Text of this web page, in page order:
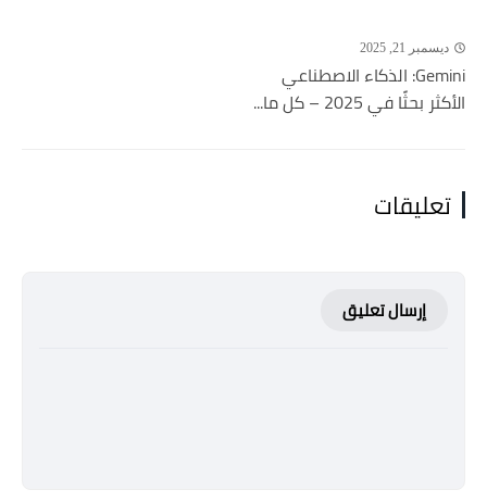
ديسمبر 21, 2025
Gemini: الذكاء الاصطناعي
الأكثر بحثًا في 2025 – كل ما...
تعليقات
إرسال تعليق